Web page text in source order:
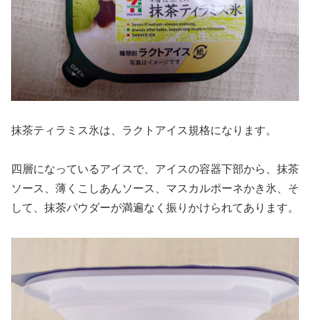
抹茶ティラミス氷は、ラクトアイス規格になります。
四層になっているアイスで、アイスの容器下部から、抹茶
ソース、薄くこしあんソース、マスカルポーネかき氷、そ
して、抹茶パウダーが満遍なく振りかけられてあります。